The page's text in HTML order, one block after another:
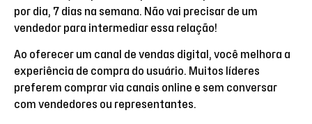
por dia, 7 dias na semana. Não vai precisar de um
vendedor para intermediar essa relação!
Ao oferecer um canal de vendas digital, você melhora a
experiência de compra do usuário. Muitos líderes
preferem comprar via canais online e sem conversar
com vendedores ou representantes.